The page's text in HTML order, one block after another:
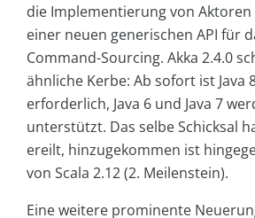
die Implementierung von
einer neuen generischen API für
Command-Sourcing. Akka 2.4.0
ähnliche Kerbe: Ab sofort ist Java
erforderlich, Java 6 und Java 7
unterstützt. Das selbe Schicksal
ereilt, hinzugekommen ist
von Scala 2.12 (2. Meilenstein).
Eine weitere prominente